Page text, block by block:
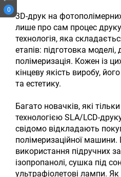
0
3D-друк на
лише про сам процес
технологія, яка
етапів: підготовка моделі,
полімеризація. Кожен із
кінцеву якість виробу,
та естетику.
Багато новачків, які
технологією SLA/LCD-
свідомо відкладають
полімеризаційної
використання підручних
ізопропанолі, сушка під
ультрафіолетові лампи.